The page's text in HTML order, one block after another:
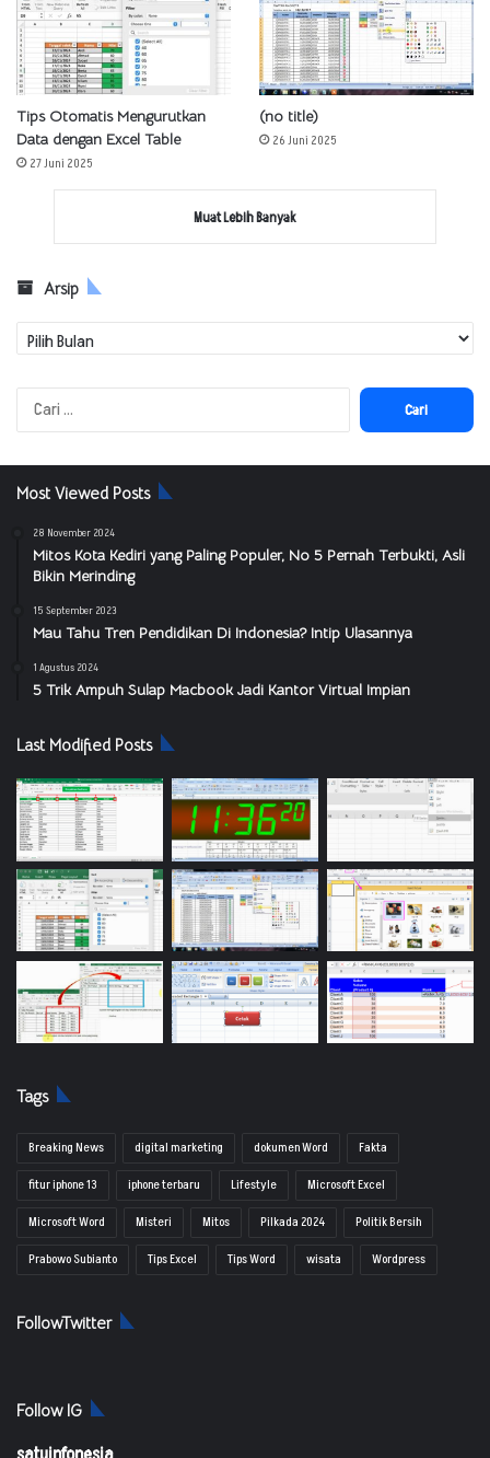
Tips Otomatis Mengurutkan
Data dengan Excel Table
27 Juni 2025
(no title)
26 Juni 2025
Muat Lebih Banyak
Arsip
Cari
Most Viewed Posts
28 November 2024
Mitos Kota Kediri yang Paling Populer, No 5 Pernah Terbukti, Asli
Bikin Merinding
15 September 2023
Mau Tahu Tren Pendidikan Di Indonesia? Intip Ulasannya
1 Agustus 2024
5 Trik Ampuh Sulap Macbook Jadi Kantor Virtual Impian
Last Modified Posts
Tags
Breaking News digital marketing dokumen Word
Fakta
fitur iphone 13
iphone terbaru Lifestyle
Microsoft Excel
Microsoft Word
Misteri Mitos Pilkada 2024
Politik Bersih
Prabowo Subianto
Tips Excel Tips Word wisata Wordpress
FollowTwitter
Follow IG